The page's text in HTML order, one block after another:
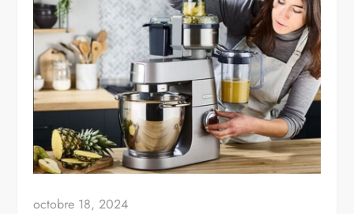
octobre 18, 2024